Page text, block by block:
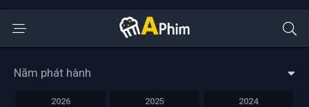
Năm phát hành
2026 2025 2024